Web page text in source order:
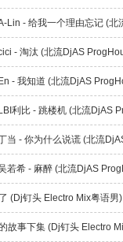
(Dj钉头 Electro Mix粤语男)